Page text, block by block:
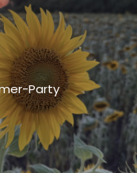
Party